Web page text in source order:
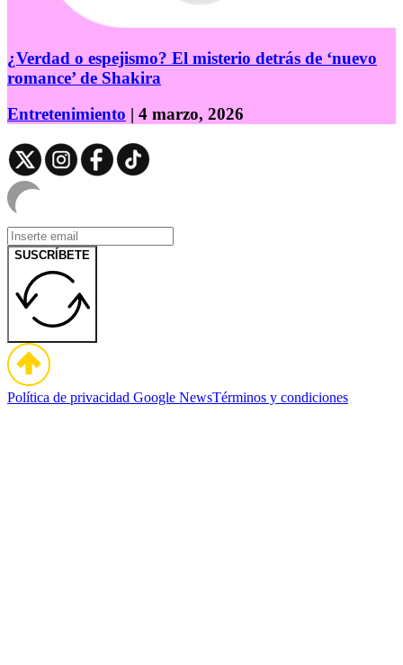
¿Verdad o espejismo? El misterio detrás de ‘nuevo
romance’ de Shakira
Entretenimiento | 4 marzo, 2026
SUSCRÍBETE
Política de privacidad Google NewsTérminos y condiciones